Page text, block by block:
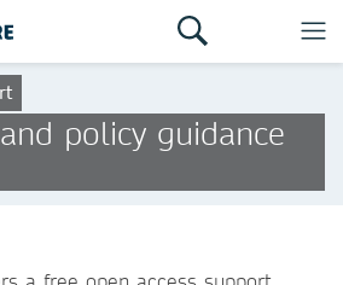
policy guidance